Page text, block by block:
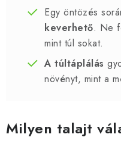
Egy öntözés
keverhető. Ne
mint túl sokat.
A túltáplálás
növényt, mint a
Milyen talajt